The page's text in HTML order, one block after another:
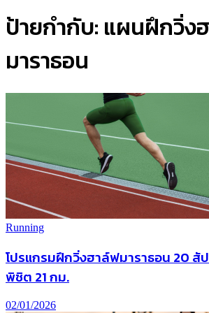
ป้ายกำกับ: แผนฝึกวิ่ง
มาราธอน
Running
โปรแกรมฝึกวิ่งฮาล์ฟมาราธอน 20
พิชิต 21 กม.
02/01/2026